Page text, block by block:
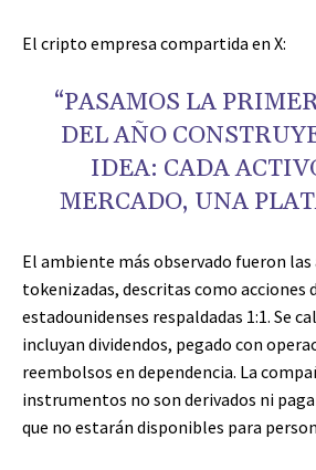
El cripto empresa compartida en X:
“PASAMOS LA
DEL AÑO
IDEA: CADA
MERCADO, UNA
El ambiente más observado fueron las
tokenizadas, descritas como acciones
estadounidenses respaldadas 1:1. Se
incluyan dividendos, pegado con
reembolsos en dependencia. La
instrumentos no son derivados ni
que no estarán disponibles para